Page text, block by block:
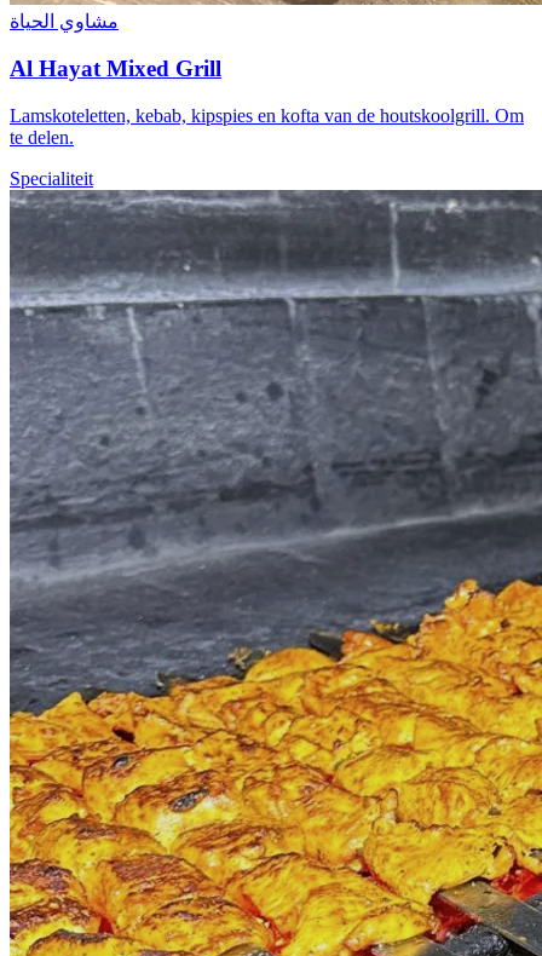
مشاوي الحياة
Al Hayat Mixed Grill
Lamskoteletten, kebab, kipspies en kofta van de houtskoolgrill. Om
te delen.
Specialiteit